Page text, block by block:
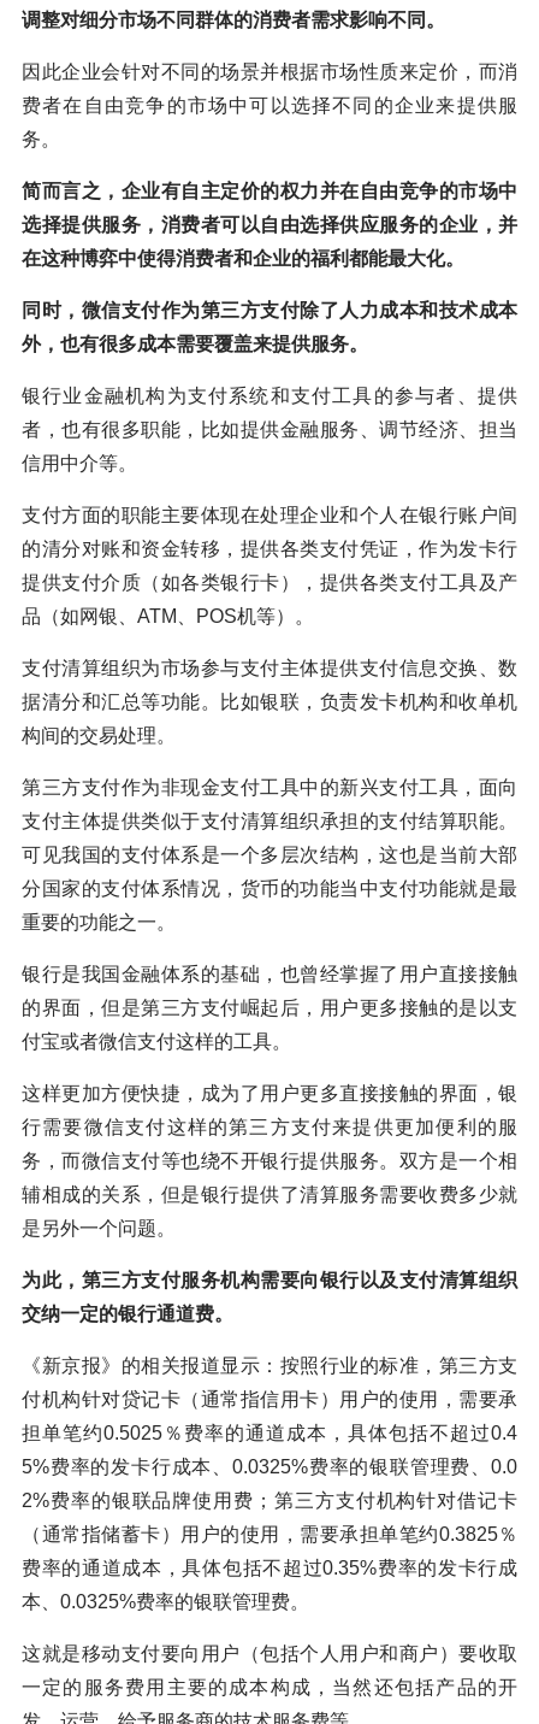
调整对细分市场不同群体的消费者需求影响不同。
因此企业会针对不同的场景并根据市场性质来定价，而消
费者在自由竞争的市场中可以选择不同的企业来提供服
务。
简而言之，企业有自主定价的权力并在自由竞争的市场中
选择提供服务，消费者可以自由选择供应服务的企业，并
在这种博弈中使得消费者和企业的福利都能最大化。
同时，微信支付作为第三方支付除了人力成本和技术成本
外，也有很多成本需要覆盖来提供服务。
银行业金融机构为支付系统和支付工具的参与者、提供
者，也有很多职能，比如提供金融服务、调节经济、担当
信用中介等。
支付方面的职能主要体现在处理企业和个人在银行账户间
的清分对账和资金转移，提供各类支付凭证，作为发卡行
提供支付介质（如各类银行卡），提供各类支付工具及产
品（如网银、ATM、POS机等）。
支付清算组织为市场参与支付主体提供支付信息交换、数
据清分和汇总等功能。比如银联，负责发卡机构和收单机
构间的交易处理。
第三方支付作为非现金支付工具中的新兴支付工具，面向
支付主体提供类似于支付清算组织承担的支付结算职能。
可见我国的支付体系是一个多层次结构，这也是当前大部
分国家的支付体系情况，货币的功能当中支付功能就是最
重要的功能之一。
银行是我国金融体系的基础，也曾经掌握了用户直接接触
的界面，但是第三方支付崛起后，用户更多接触的是以支
付宝或者微信支付这样的工具。
这样更加方便快捷，成为了用户更多直接接触的界面，银
行需要微信支付这样的第三方支付来提供更加便利的服
务，而微信支付等也绕不开银行提供服务。双方是一个相
辅相成的关系，但是银行提供了清算服务需要收费多少就
是另外一个问题。
为此，第三方支付服务机构需要向银行以及支付清算组织
交纳一定的银行通道费。
《新京报》的相关报道显示：按照行业的标准，第三方支
付机构针对贷记卡（通常指信用卡）用户的使用，需要承
担单笔约0.5025％费率的通道成本，具体包括不超过0.4
5%费率的发卡行成本、0.0325%费率的银联管理费、0.0
2%费率的银联品牌使用费；第三方支付机构针对借记卡
（通常指储蓄卡）用户的使用，需要承担单笔约0.3825％
费率的通道成本，具体包括不超过0.35%费率的发卡行成
本、0.0325%费率的银联管理费。
这就是移动支付要向用户（包括个人用户和商户）要收取
一定的服务费用主要的成本构成，当然还包括产品的开